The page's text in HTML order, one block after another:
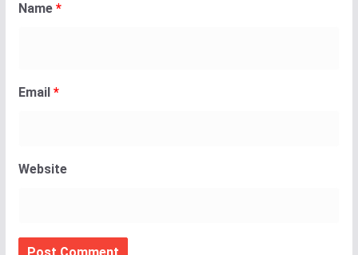
Name *
Email *
Website